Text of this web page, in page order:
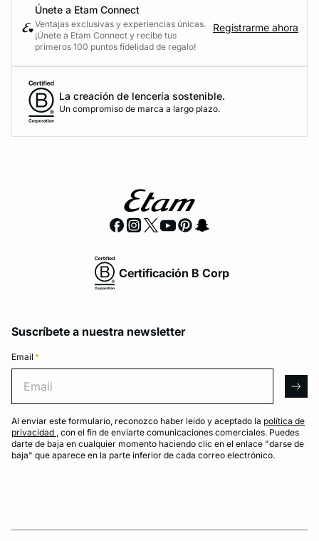
Únete a Etam Connect
Ventajas exclusivas y experiencias únicas.
¡Únete a Etam Connect y recibe tus
primeros 100 puntos fidelidad de regalo!
Registrarme ahora
La creación de lencería sostenible.
Un compromiso de marca a largo plazo.
Certificación B Corp
Suscríbete a nuestra newsletter
Email *
Al enviar este formulario, reconozco haber leído y aceptado la política de
privacidad , con el fin de enviarte comunicaciones comerciales. Puedes
darte de baja en cualquier momento haciendo clic en el enlace "darse de
baja" que aparece en la parte inferior de cada correo electrónico.